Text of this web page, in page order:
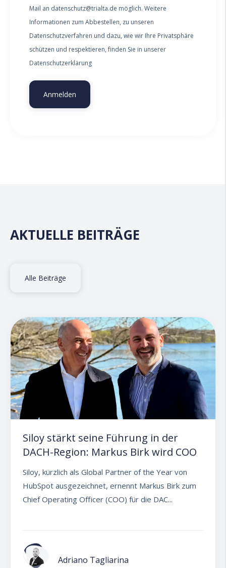
Mail an datenschutz@trialta.de möglich. Weitere
Informationen zum Abbestellen, zu unseren
Datenschutzverfahren und dazu, wie wir Ihre Privatsphäre
schützen und respektieren, finden Sie in unserer
Datenschutzerklärung
AKTUELLE BEITRÄGE
Alle Beiträge
Siloy stärkt seine Führung in der
DACH-Region: Markus Birk wird COO
Siloy, kürzlich als Global Partner of the Year von
HubSpot ausgezeichnet, ernennt Markus Birk zum
Chief Operating Officer (COO) für die DAC...
Adriano Tagliarina